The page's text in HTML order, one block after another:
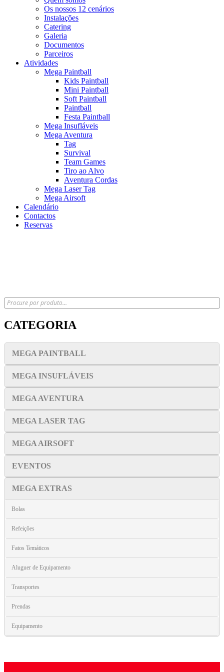
Os nossos 12 cenários
Instalações
Catering
Galeria
Documentos
Parceiros
Atividades
Mega Paintball
Kids Paintball
Mini Paintball
Soft Paintball
Paintball
Festa Paintball
Mega Insufláveis
Mega Aventura
Tag
Survival
Team Games
Tiro ao Alvo
Aventura Cordas
Mega Laser Tag
Mega Airsoft
Calendário
Contactos
Reservas
CATEGORIA
MEGA PAINTBALL
MEGA INSUFLÁVEIS
MEGA AVENTURA
MEGA LASER TAG
MEGA AIRSOFT
EVENTOS
MEGA EXTRAS
Bolas
Refeições
Fatos Temáticos
Aluguer de Equipamento
Transportes
Prendas
Equipamento